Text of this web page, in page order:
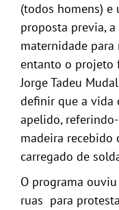
(todos homens) e
proposta previa,
maternidade para
entanto o projeto
Jorge Tadeu
definir que a vida
apelido,
madeira recebido
carregado de
O programa
ruas para